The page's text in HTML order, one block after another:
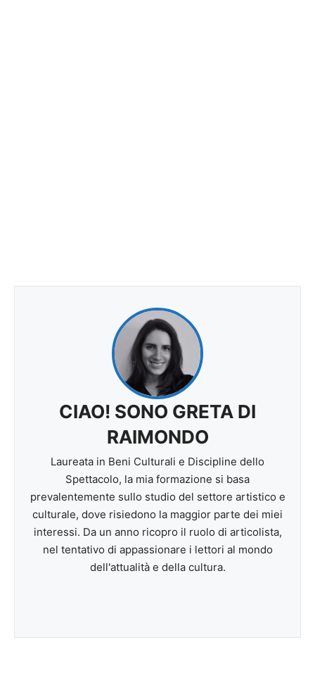
CIAO! SONO GRETA DI
RAIMONDO
Laureata in Beni Culturali e Discipline dello
Spettacolo, la mia formazione si basa
prevalentemente sullo studio del settore artistico e
culturale, dove risiedono la maggior parte dei miei
interessi. Da un anno ricopro il ruolo di articolista,
nel tentativo di appassionare i lettori al mondo
dell'attualità e della cultura.